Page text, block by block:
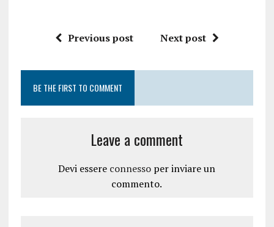
Previous post Next post
BE THE FIRST TO COMMENT
Leave a comment
Devi essere connesso per inviare un
commento.